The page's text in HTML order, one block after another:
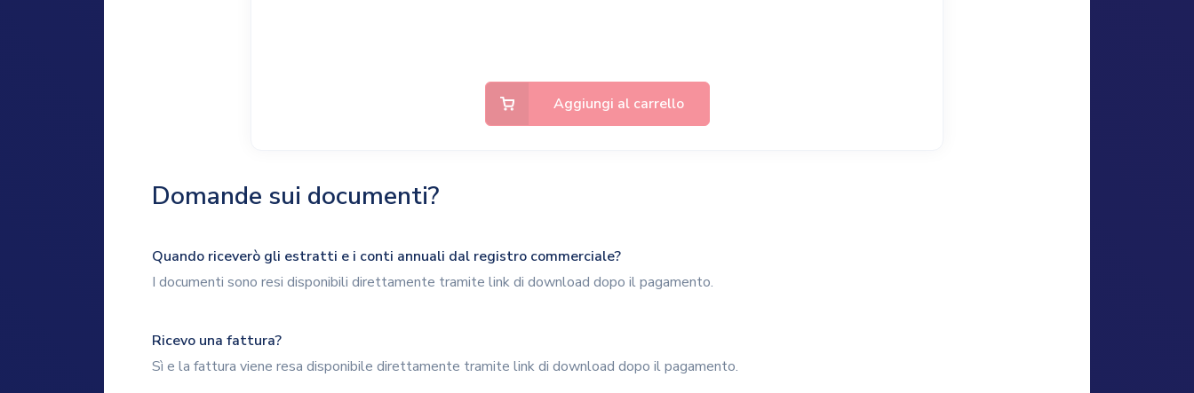
Aggiungi al carrello
Domande sui documenti?
Quando riceverò gli estratti e i conti annuali dal registro commerciale?
I documenti sono resi disponibili direttamente tramite link di download dopo il pagamento.
Ricevo una fattura?
Sì e la fattura viene resa disponibile direttamente tramite link di download dopo il pagamento.